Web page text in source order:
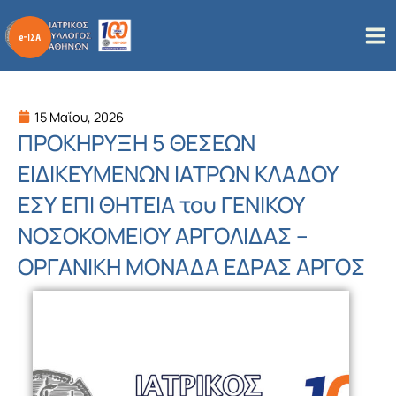
στο
περιεχόμενο
15 Μαΐου, 2026
ΠΡΟΚΗΡΥΞΗ 5 ΘΕΣΕΩΝ
ΕΙΔΙΚΕΥΜΕΝΩΝ ΙΑΤΡΩΝ ΚΛΑΔΟΥ
ΕΣΥ ΕΠΙ ΘΗΤΕΙΑ του ΓΕΝΙΚΟΥ
ΝΟΣΟΚΟΜΕΙΟΥ ΑΡΓΟΛΙΔΑΣ –
ΟΡΓΑΝΙΚΗ ΜΟΝΑΔΑ ΕΔΡΑΣ ΑΡΓΟΣ